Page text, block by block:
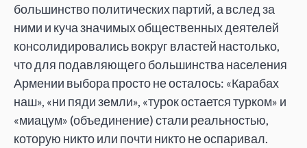
большинство политических партий, а вслед за
ними и куча значимых общественных деятелей
консолидировались вокруг властей настолько,
что для подавляющего большинства населения
Армении выбора просто не осталось: «Карабах
наш», «ни пяди земли», «турок остается турком» и
«миацум» (объединение) стали реальностью,
которую никто или почти никто не оспаривал.